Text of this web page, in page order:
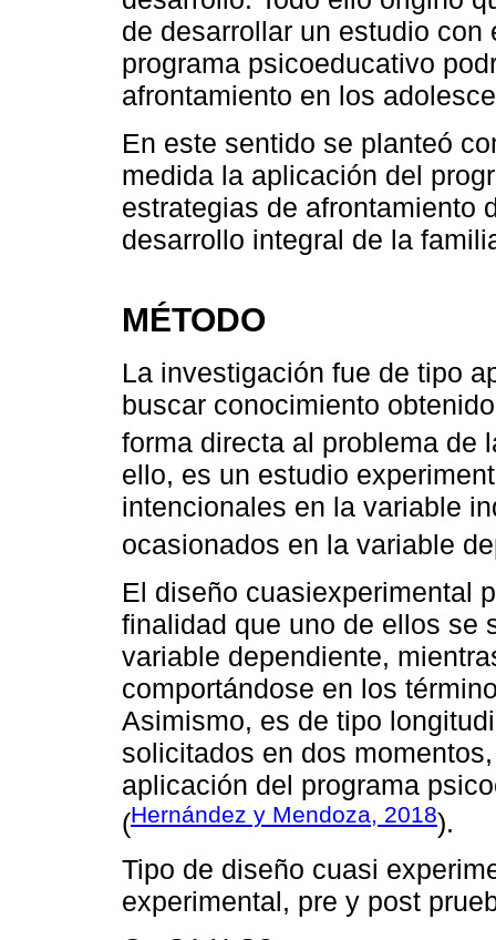
de desarrollar un estudio
programa psicoeducativo
afrontamiento en los
En este sentido se planteó
medida la aplicación del
estrategias de afrontamiento
desarrollo integral de la
MÉTODO
La investigación fue de tipo
buscar conocimiento
forma directa al problema de
ello, es un estudio
intencionales en la variable
ocasionados en la variable
El diseño cuasiexperimental
finalidad que uno de ellos se
variable dependiente,
comportándose en los
Asimismo, es de tipo
solicitados en dos
aplicación del programa
(Hernández y Mendoza, 2018).
Tipo de diseño cuasi
experimental, pre y post